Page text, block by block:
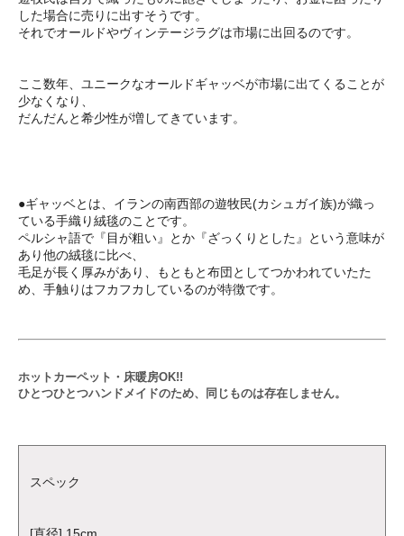
した場合に売りに出すそうです。
それでオールドやヴィンテージラグは市場に出回るのです。
ここ数年、ユニークなオールドギャッベが市場に出てくることが
少なくなり、
だんだんと希少性が増してきています。
●ギャッベとは、イランの南西部の遊牧民(カシュガイ族)が織っ
ている手織り絨毯のことです。
ペルシャ語で『目が粗い』とか『ざっくりとした』という意味が
あり他の絨毯に比べ、
毛足が長く厚みがあり、もともと布団としてつかわれていたた
め、手触りはフカフカしているのが特徴です。
ホットカーペット・床暖房OK!!
ひとつひとつハンドメイドのため、同じものは存在しません。
スペック